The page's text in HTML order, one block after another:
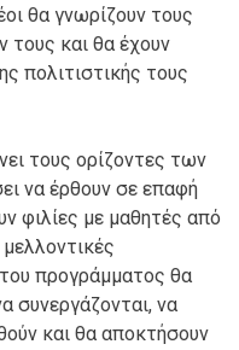
θα γνωρίζουν τους
τους και θα έχουν
πολιτιστικής τους
τους ορίζοντες των
να έρθουν σε επαφή
φιλίες με μαθητές από
προγράμματος θα
συνεργάζονται, να
και θα αποκτήσουν